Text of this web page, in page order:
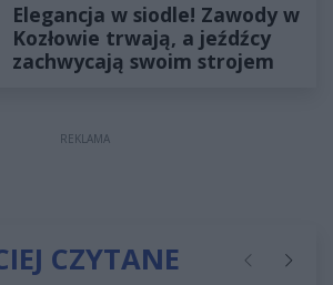
Elegancja w siodle! Zawody w
Kozłowie trwają, a jeźdźcy
zachwycają swoim strojem
REKLAMA
CZYTANE Poprzednie